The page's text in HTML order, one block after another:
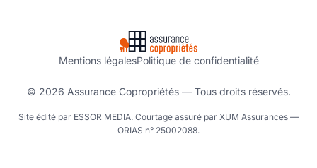
Mentions légalesPolitique de confidentialité
© 2026 Assurance Copropriétés — Tous droits réservés.
Site édité par ESSOR MEDIA. Courtage assuré par XUM Assurances —
ORIAS n° 25002088.